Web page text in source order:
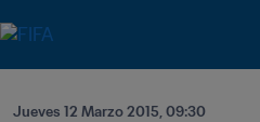
Jueves 12 Marzo 2015, 09:30